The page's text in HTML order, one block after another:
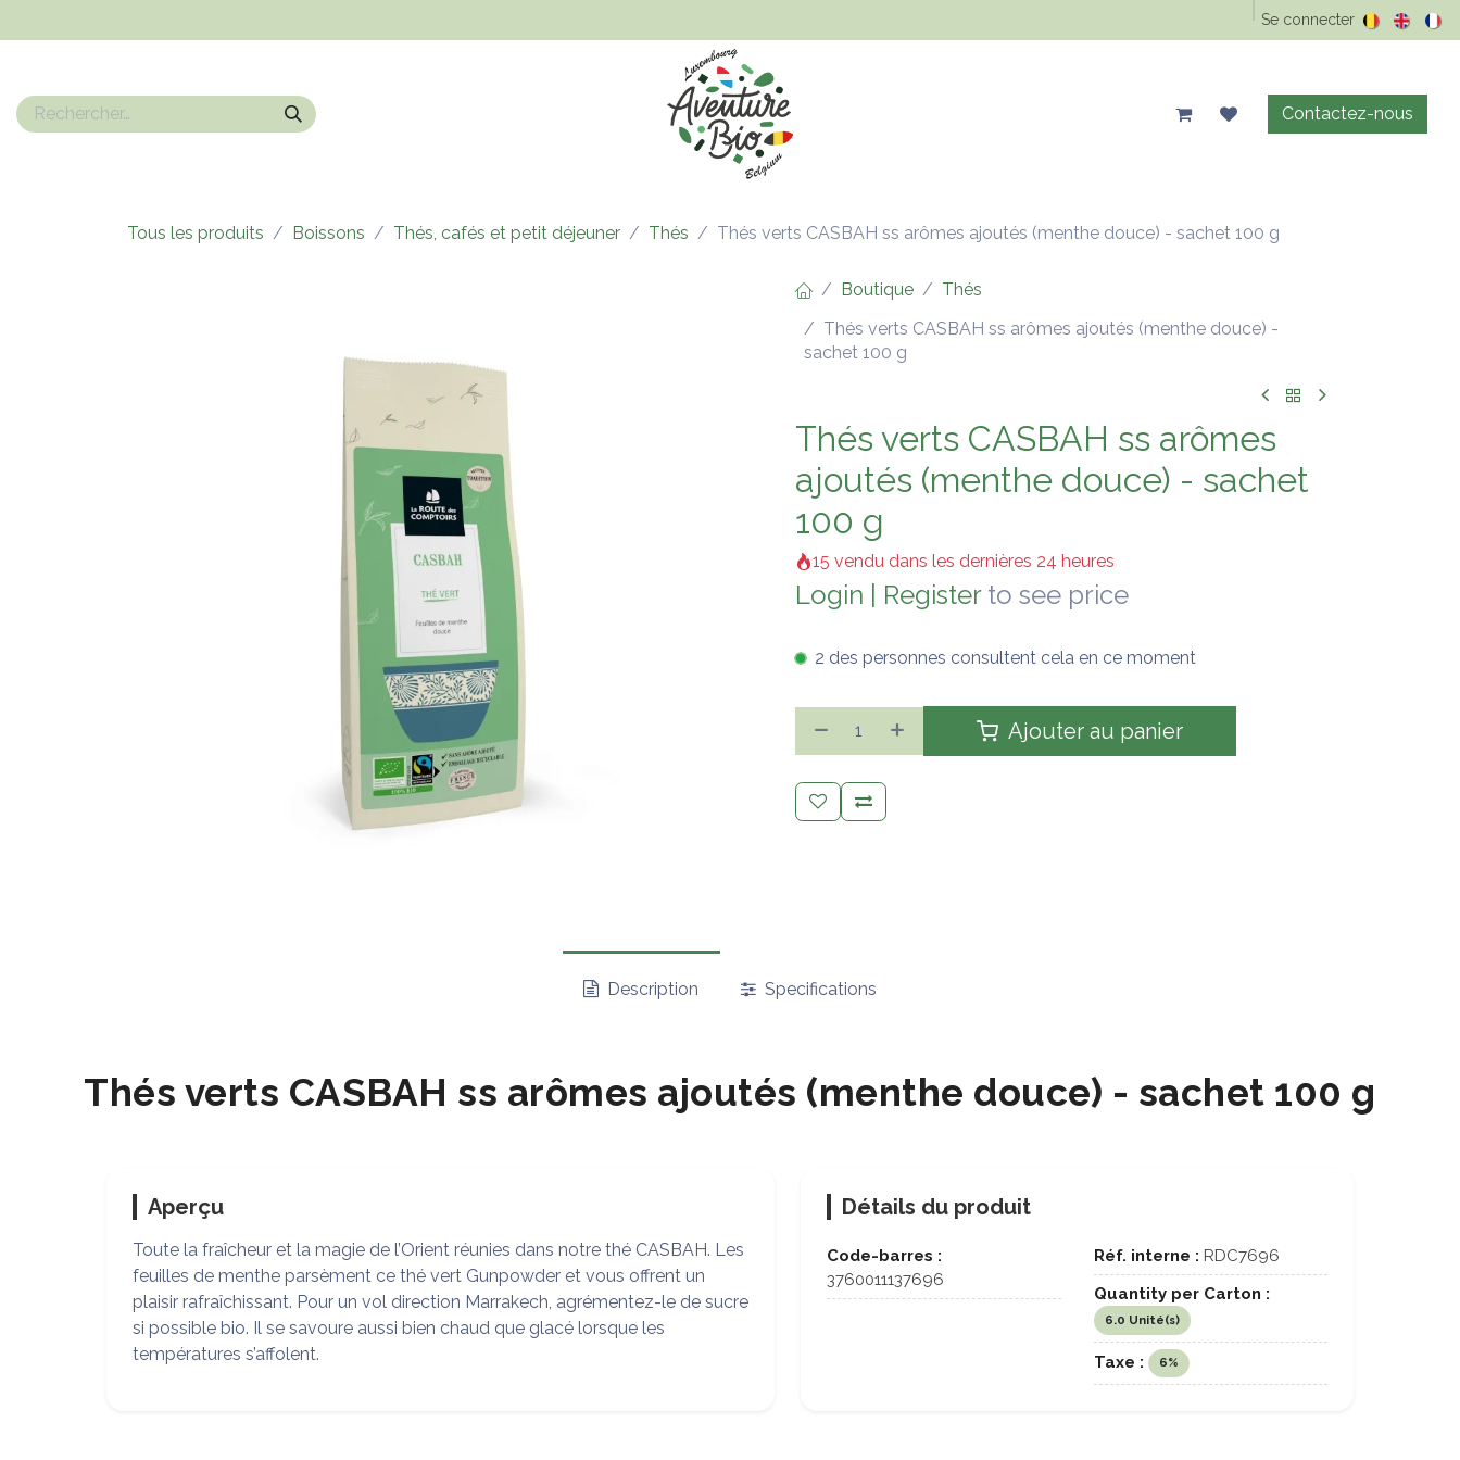
Maison & entretien Précos d'été
Se connecter
Contactez-nous
Tous les produits Boissons Thés, cafés et petit déjeuner Thés Thés verts CASBAH ss arômes ajoutés (menthe douce) - sachet 100 g
Boutique
Thés
Thés verts CASBAH ss arômes ajoutés (menthe douce) -
sachet 100 g
Thés verts CASBAH ss arômes
ajoutés (menthe douce) - sachet
100 g
15 vendu dans les dernières 24 heures
Login Register to see price
2 des personnes consultent cela en ce moment
Ajouter au panier
Description Specifications
Thés verts CASBAH ss arômes ajoutés (menthe douce) - sachet 100 g
Aperçu
Toute la fraîcheur et la magie de l’Orient réunies dans notre thé CASBAH. Les
feuilles de menthe parsèment ce thé vert Gunpowder et vous offrent un
plaisir rafraîchissant. Pour un vol direction Marrakech, agrémentez-le de sucre
si possible bio. Il se savoure aussi bien chaud que glacé lorsque les
températures s’affolent.
Détails du produit
Code-barres :
3760011137696
Réf. interne : RDC7696
Quantity per Carton :
6.0 Unité(s)
Taxe : 6%